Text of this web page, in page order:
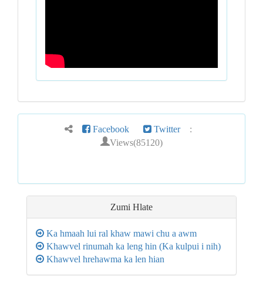
Facebook Twitter :
Views(85120)
Zumi Hlate
Ka hmaah lui ral khaw mawi chu a awm
Khawvel rinumah ka leng hin (Ka kulpui i nih)
Khawvel hrehawma ka len hian